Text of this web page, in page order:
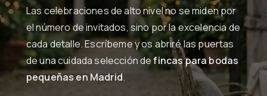
Las celebraciones de alto nivel no se miden por
el número de invitados, sino por la excelencia de
cada detalle. Escríbeme y os abriré las puertas
de una cuidada selección defincas para bodas
pequeñas en Madrid.